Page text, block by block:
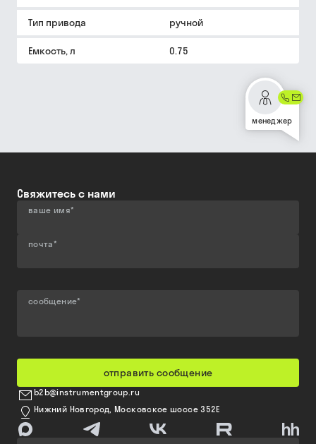
Тип привода ручной
Емкость, л 0.75
менеджер
Свяжитесь с нами
ваше имя*
почта*
сообщение*
отправить сообщение
b2b@instrumentgroup.ru
Нижний Новгород, Московское шоссе 352Е